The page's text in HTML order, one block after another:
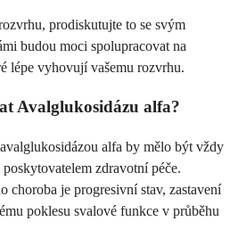
prodiskutujte to se svým
budou moci spolupracovat na
lépe vyhovují vašemu rozvrhu.
Avalglukosidázu alfa?
alfa by mělo být vždy
zdravotní péče.
choroba je progresivní stav, zastavení
poklesu svalové funkce v průběhu